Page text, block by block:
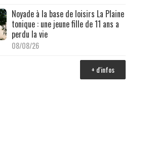
Noyade à la base de loisirs La Plaine
tonique : une jeune fille de 11 ans a
perdu la vie
08/08/26
+ d'infos